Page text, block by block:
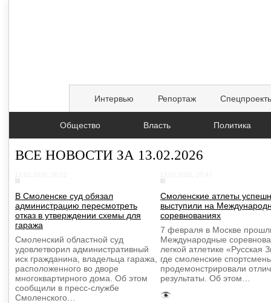
Интервью Репортаж
Общество Власть Политика
ВСЕ НОВОСТИ ЗА 13.02.2026
В Смоленске суд обязал
администрацию пересмотреть
отказ в утверждении схемы для
гаража
Смоленский областной суд
удовлетворил административный
иск гражданина, владельца гаража,
расположенного во дворе
многоквартирного дома. Об этом
сообщили в пресс-службе
Смоленского…
Смоленские атлеты
выступили на
соревнованиях
7 февраля в Москве
Международные
легкой атлетике «Русская
где смоленские
продемонстрировали
результаты. Об этом…